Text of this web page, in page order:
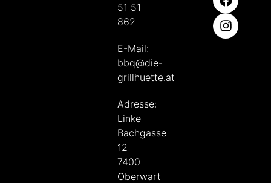
51 51
862
E-Mail:
bbq@die-
grillhuette.at
Adresse:
Linke
Bachgasse
12
7400
Oberwart